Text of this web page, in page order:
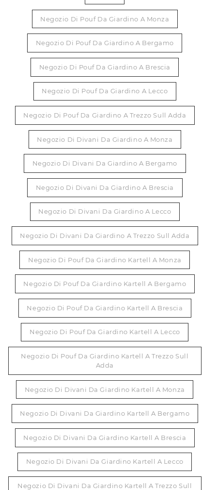
Negozio Di Pouf Da Giardino A Monza
Negozio Di Pouf Da Giardino A Bergamo
Negozio Di Pouf Da Giardino A Brescia
Negozio Di Pouf Da Giardino A Lecco
Negozio Di Pouf Da Giardino A Trezzo Sull Adda
Negozio Di Divani Da Giardino A Monza
Negozio Di Divani Da Giardino A Bergamo
Negozio Di Divani Da Giardino A Brescia
Negozio Di Divani Da Giardino A Lecco
Negozio Di Divani Da Giardino A Trezzo Sull Adda
Negozio Di Pouf Da Giardino Kartell A Monza
Negozio Di Pouf Da Giardino Kartell A Bergamo
Negozio Di Pouf Da Giardino Kartell A Brescia
Negozio Di Pouf Da Giardino Kartell A Lecco
Negozio Di Pouf Da Giardino Kartell A Trezzo Sull
Adda
Negozio Di Divani Da Giardino Kartell A Monza
Negozio Di Divani Da Giardino Kartell A Bergamo
Negozio Di Divani Da Giardino Kartell A Brescia
Negozio Di Divani Da Giardino Kartell A Lecco
Negozio Di Divani Da Giardino Kartell A Trezzo Sull